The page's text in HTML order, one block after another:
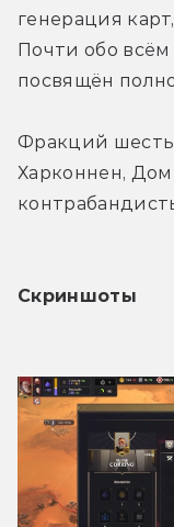
генерация
Почти обо всём
посвящён
Фракций
Харконнен,
Скриншоты